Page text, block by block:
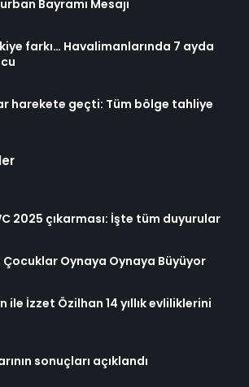
Bayramı Mesajı
farkı… Havalimanlarında 7 ayda
harekete geçti: Tüm bölge tahliye
2025 çıkarması: İşte tüm duyurular
Çocuklar Oynaya Oynaya Büyüyor
ile İzzet Özilhan 14 yıllık evliliklerini
sonuçları açıklandı